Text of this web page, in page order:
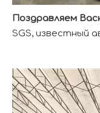
SGS, известный